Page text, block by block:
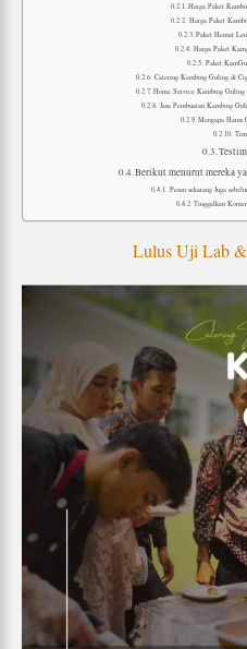
Harga Paket
Harga Paket
Paket Hemat
Harga Paket
Paket
Catering Kambing Guling di
Home Service Kambing Guling
Jasa Pembuatan Kambing
Mengapa Harus
Berikut menurut mereka
Pesan sekarang Juga
Tinggalkan
Lulus Uji Lab